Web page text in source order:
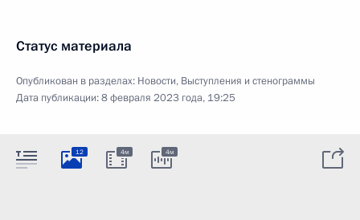
Статус материала
Опубликован в разделах: Новости, Выступления и стенограммы
Дата публикации:8 февраля 2023 года, 19:25
12 4м 4м